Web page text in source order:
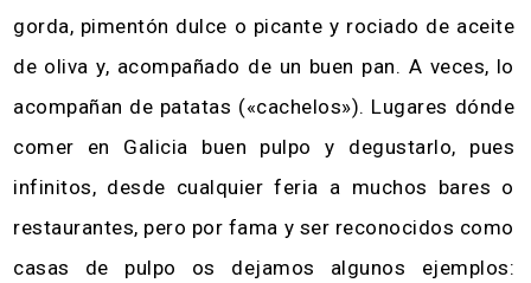
gorda, pimentón dulce o picante y rociado de aceite
de oliva y, acompañado de un buen pan. A veces, lo
acompañan de patatas («cachelos»). Lugares dónde
comer en Galicia buen pulpo y degustarlo, pues
infinitos, desde cualquier feria a muchos bares o
restaurantes, pero por fama y ser reconocidos como
casas de pulpo os dejamos algunos ejemplos: